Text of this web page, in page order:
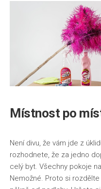
Místnost po
Není divu, že vám jde z
rozhodnete, že za jedno
celý byt. Všechny pokoje
Nemožné. Proto si